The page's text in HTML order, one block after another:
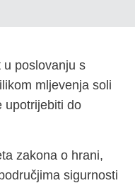
u poslovanju s
mljevenja soli
upotrijebiti do
zakona o hrani,
sigurnosti